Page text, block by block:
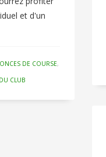
et d'un
DE COURSE,
CLUB